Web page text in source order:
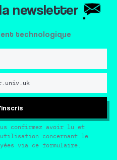
newsletter
technologique
confirmez avoir lu et
concernant le
via ce formulaire.